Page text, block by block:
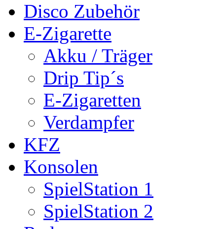
Disco Zubehör
E-Zigarette
Akku / Träger
Drip Tip´s
E-Zigaretten
Verdampfer
KFZ
Konsolen
SpielStation 1
SpielStation 2